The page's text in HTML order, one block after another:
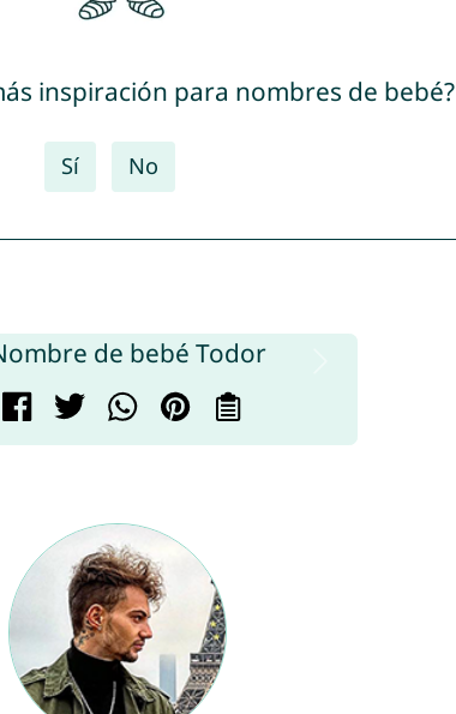
inspiración para nombres de bebé?
Sí No